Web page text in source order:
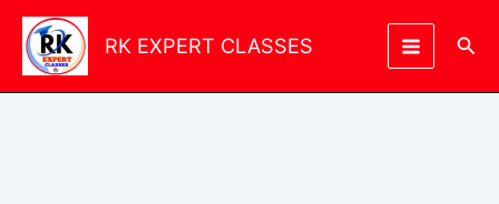
Skip
content
RK EXPERT CLASSES